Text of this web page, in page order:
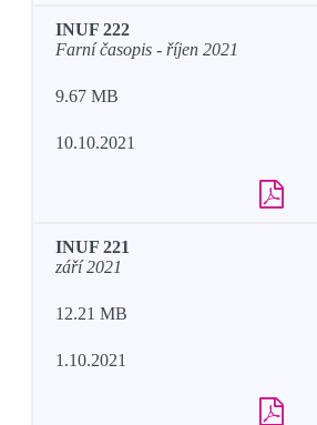
INUF 222
Farní časopis - říjen 2021
9.67 MB
10.10.2021
INUF 221
září 2021
12.21 MB
1.10.2021